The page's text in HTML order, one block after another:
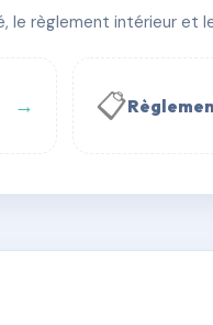
WhatsApp
règlement intérieur et
→ 📋
AC4677530